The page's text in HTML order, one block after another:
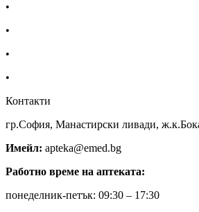
•
•
•
•
Контакти
гр.София, Манастирски ливади,
Имейл: apteka@emed.bg
Работно време на аптеката:
понеделник-петък: 09:30 – 17:30